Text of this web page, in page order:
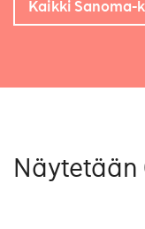
Kaikki Sanoma-
Näytetään